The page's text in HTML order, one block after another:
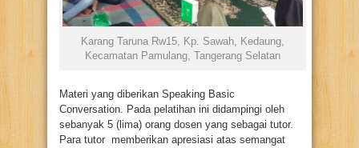
Karang Taruna Rw15, Kp. Sawah, Kedaung,
Kecamatan Pamulang, Tangerang Selatan
Materi yang diberikan Speaking Basic
Conversation. Pada pelatihan ini didampingi oleh
sebanyak 5 (lima) orang dosen yang sebagai tutor.
Para tutor memberikan apresiasi atas semangat